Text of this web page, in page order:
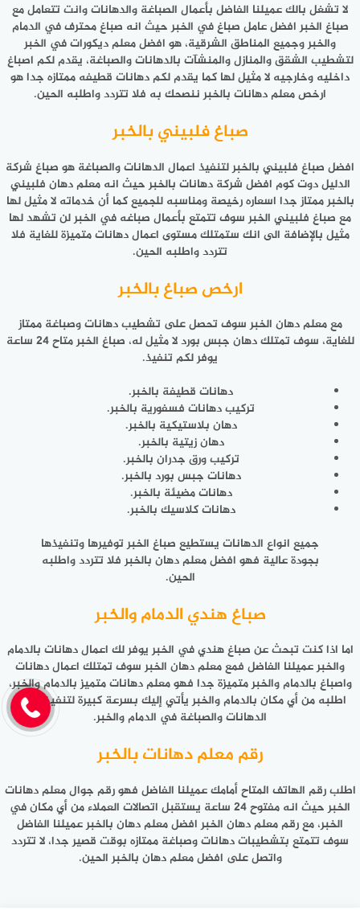
لا تشغل بالك عميلنا الفاضل بأعمال الصباغة والدهانات وانت تتعامل مع
صباغ الخبر افضل عامل صباغ في الخبر حيث انه صباغ محترف في الدمام
والخبر وجميع المناطق الشرقية، هو افضل معلم ديكورات في الخبر
لتشطيب الشقق والمنازل والمنشآت بالدهانات والصباغة، يقدم لكم اصباغ
داخليه وخارجيه لا مثيل لها كما يقدم لكم دهانات قطيفه ممتازه جدا هو
ارخص معلم دهانات بالخبر ننصحك به فلا تتردد واطلبه الحين.
صباغ فلبيني بالخبر
افضل صباغ فلبيني بالخبر لتنفيذ اعمال الدهانات والصباغة هو صباغ شركة
الدليل دوت كوم افضل شركة دهانات بالخبر حيث انه معلم دهان فلبيني
بالخبر ممتاز جدا اسعاره رخيصة ومناسبه للجميع كما أن خدماته لا مثيل لها
مع صباغ فلبيني الخبر سوف تتمتع بأعمال صباغه في الخبر لن تشهد لها
مثيل بالإضافة الى انك ستمتلك مستوى اعمال دهانات متميزة للغاية فلا
تتردد واطلبه الحين.
ارخص صباغ بالخبر
مع معلم دهان الخبر سوف تحصل على تشطيب دهانات وصباغة ممتاز
للغاية، سوف تمتلك دهان جبس بورد لا مثيل له، صباغ الخبر متاح 24 ساعة
يوفر لكم تنفيذ.
دهانات قطيفة بالخبر.
تركيب دهانات فسفورية بالخبر.
دهان بلاستيكية بالخبر.
دهان زيتية بالخبر.
تركيب ورق جدران بالخبر.
دهانات جبس بورد بالخبر.
دهانات مضيئة بالخبر.
دهانات كلاسيك بالخبر.
جميع انواع الدهانات يستطيع صباغ الخبر توفيرها وتنفيذها
بجودة عالية فهو افضل معلم دهان بالخبر فلا تتردد واطلبه
الحين.
صباغ هندي الدمام والخبر
اما اذا كنت تبحث عن صباغ هندي في الخبر يوفر لك اعمال دهانات بالدمام
والخبر عميلنا الفاضل فمع معلم دهان الخبر سوف تمتلك اعمال دهانات
واصباغ بالدمام والخبر متميزة جدا فهو معلم دهانات متميز بالدمام والخبر،
اطلبه من أي مكان بالدمام والخبر يأتي إليك بسرعة كبيرة لتنفيذ اعمال
الدهانات والصباغة في الدمام والخبر.
رقم معلم دهانات بالخبر
اطلب رقم الهاتف المتاح أمامك عميلنا الفاضل فهو رقم جوال معلم دهانات
الخبر حيث انه مفتوح 24 ساعة يستقبل اتصالات العملاء من أي مكان في
الخبر، مع رقم معلم دهان الخبر افضل معلم دهان بالخبر عميلنا الفاضل
سوف تتمتع بتشطيبات دهانات وصباغة ممتازه بوقت قصير جدا، لا تتردد
واتصل على افضلمعلم دهان بالخبرالحين.